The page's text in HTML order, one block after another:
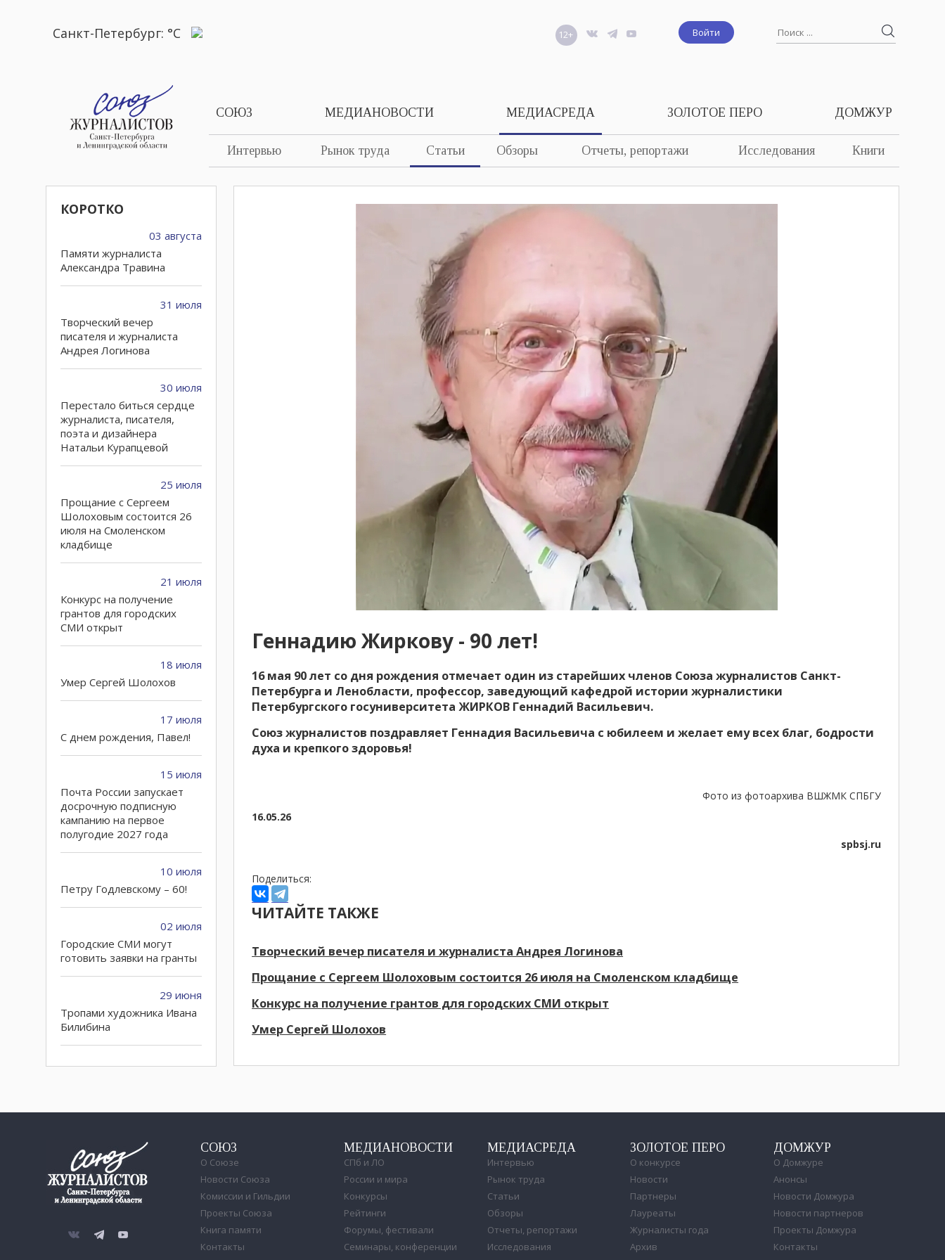
Санкт-Петербург: °C Войти
12+
СОЮЗ МЕДИАНОВОСТИ МЕДИАСРЕДА
Интервью Рынок труда Статьи Обзоры Отчеты, репортажи Исследования Книги
ЗОЛОТОЕ ПЕРО ДОМЖУР
КОРОТКО
03 августа
Памяти журналиста
Александра Травина
31 июля
Творческий вечер
писателя и журналиста
Андрея Логинова
30 июля
Перестало биться сердце
журналиста, писателя,
поэта и дизайнера
Натальи Курапцевой
25 июля
Прощание с Сергеем
Шолоховым состоится 26
июля на Смоленском
кладбище
21 июля
Конкурс на получение
грантов для городских
СМИ открыт
18 июля
Умер Сергей Шолохов
17 июля
C днем рождения, Павел!
15 июля
Почта России запускает
досрочную подписную
кампанию на первое
полугодие 2027 года
10 июля
Петру Годлевскому – 60!
02 июля
Городские СМИ могут
готовить заявки на гранты
29 июня
Тропами художника Ивана
Билибина
28 июня
финансовых проблем
24 июня
Петербургские суды
поддержали иностранный
банк из страны - члена
россиян
Геннадию Жиркову - 90 лет!
16 мая 90 лет со дня рождения отмечает один из старейших членов Союза журналистов Санкт-
Петербурга и Ленобласти, профессор, заведующий кафедрой истории журналистики
Петербургского госуниверситета ЖИРКОВ Геннадий Васильевич.
Союз журналистов поздравляет Геннадия Васильевича с юбилеем и желает ему всех благ, бодрости
духа и крепкого здоровья!
Фото из фотоархива ВШЖМК СПБГУ
16.05.26
spbsj.ru
Поделиться:
ЧИТАЙТЕ ТАКЖЕ
Творческий вечер писателя и журналиста Андрея Логинова
Прощание с Сергеем Шолоховым состоится 26 июля на Смоленском кладбище
Конкурс на получение грантов для городских СМИ открыт
Умер Сергей Шолохов
СОЮЗ
О Союзе
Новости Союза
Комиссии и Гильдии
Проекты Союза
Книга памяти
Контакты
МЕДИАНОВОСТИ
СПб и ЛО
России и мира
Конкурсы
Рейтинги
Форумы, фестивали
Семинары, конференции
МЕДИАСРЕДА
Интервью
Рынок труда
Статьи
Обзоры
Отчеты, репортажи
Исследования
ЗОЛОТОЕ ПЕРО
О конкурсе
Новости
Партнеры
Лауреаты
Журналисты года
Архив
ДОМЖУР
О Домжуре
Анонсы
Новости Домжура
Новости партнеров
Проекты Домжура
Контакты